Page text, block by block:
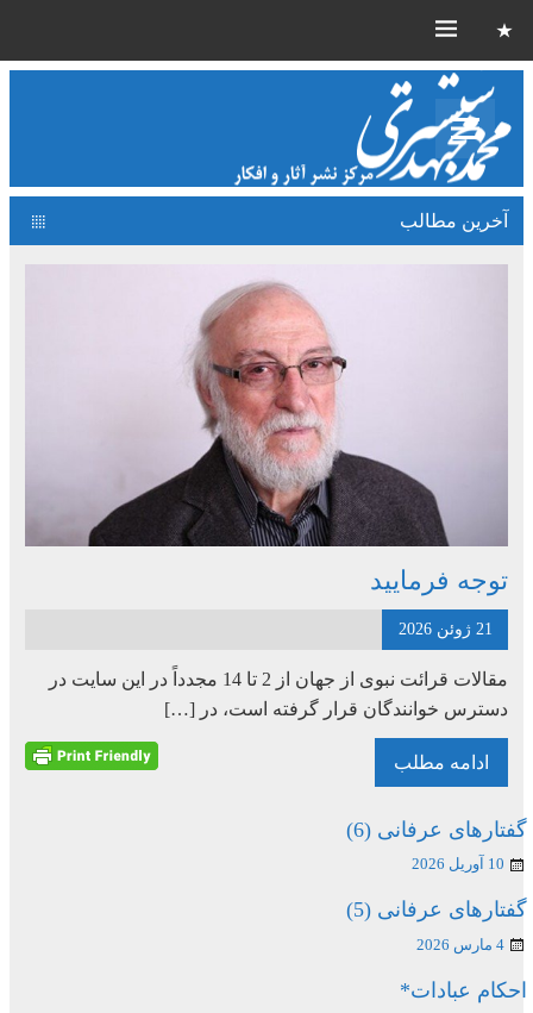
آخرین مطالب
توجه فرمایید
21 ژوئن 2026
مقالات قرائت نبوی از جهان از 2 تا 14 مجدداً در این سایت در
دسترس خوانندگان قرار گرفته است، در […]
ادامه مطلب
گفتارهای عرفانی (6)
10 آوریل 2026
گفتارهای عرفانی (5)
4 مارس 2026
احکام عبادات*